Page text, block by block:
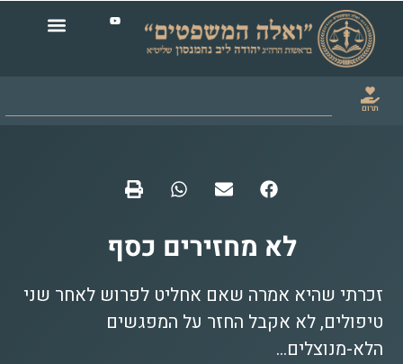
תרום
לא מחזירים כסף
זכרתי שהיא אמרה שאם אחליט לפרוש לאחר שני
טיפולים, לא אקבל החזר על המפגשים
הלא-מנוצלים...